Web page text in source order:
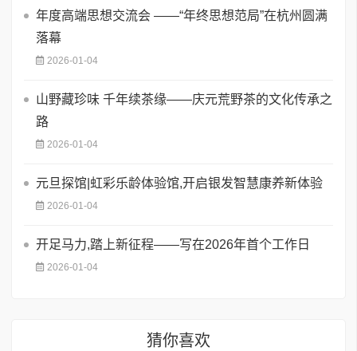
年度高端思想交流会 ——“年终思想范局”在杭州圆满
落幕
2026-01-04
山野藏珍味 千年续茶缘——庆元荒野茶的文化传承之
路
2026-01-04
元旦探馆|虹彩乐龄体验馆,开启银发智慧康养新体验
2026-01-04
开足马力,踏上新征程——写在2026年首个工作日
2026-01-04
猜你喜欢